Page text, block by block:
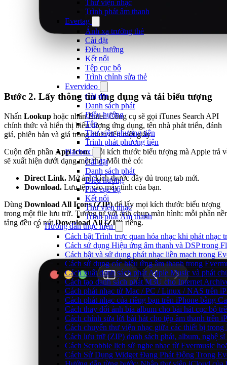
Thư viện nhạc
Trình phát âm thanh
Evertag
Ánh xạ trường thẻ
Cài đặt
Điều hướng
Kết nối
Tệp cục bộ
Trình chỉnh sửa thẻ
Evervideo
Cài đặt
Danh sách phát
Điều hướng
Tệp
Thư viện phương tiện
Trình phát phương tiện
Flacbox
Cài đặt
Danh sách phát
Điều hướng
File cục bộ
Kết nối
Thư viện nhạc
Trình phát Âm thanh
Hướng dẫn thực hiện
Cách bật Trình trực quan hóa nhạc khi phát nhạc
Cách sử dụng Hiệu ứng âm thanh và DSP trong
Cách bật và sử dụng phát nhạc liền mạch trong
Cách sử dụng các hiệu ứng âm thanh trong
Cách xuất danh sách phát Apple Music và phát
Cách tạo danh sách phát M3U cho Internet
Cách phát nhạc từ Mac / PC / Linux / NAS trên
Cách phát nhạc của riêng bạn trên iPhone bằng
Cách thay đổi ảnh bìa album cho bài hát cục bộ
Cách chỉnh sửa lời bài hát cho tệp âm thanh trên
Cách chuyển thư viện nhạc giữa các thiết bị
Cách lưu trữ (ZIP) danh sách phát, album, nghệ
Cách Scrobble lịch sử nghe nhạc từ Evermusic
Cách Sử Dụng Widget Đang Phát Động Trong
Bước 2. Lấy thông tin ứng dụng và tải biểu tượng
Nhấn Lookup hoặc nhấn Enter. Công cụ sẽ gọi iTunes Search API
chính thức và hiển thị biểu tượng ứng dụng, tên nhà phát triển, đánh
giá, phiên bản và giá trong chưa đến một giây.
Cuộn đến phần App Icon. Mỗi kích thước biểu tượng mà Apple trả
sẽ xuất hiện dưới dạng một thẻ. Mỗi thẻ có:
Direct Link. Mở ảnh kích thước đầy đủ trong tab mới.
Download. Lưu tệp vào máy tính của bạn.
Dùng Download All Icons (ZIP)để lấy mọi kích thước biểu tượng
trong một file lưu trữ. Tương tự với ảnh chụp màn hình: mỗi phần
tảng đều có nútDownload All (ZIP)riêng.